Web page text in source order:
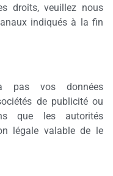
droits, veuillez nous
indiqués à la fin
pas vos données
de publicité ou
que les autorités
légale valable de le